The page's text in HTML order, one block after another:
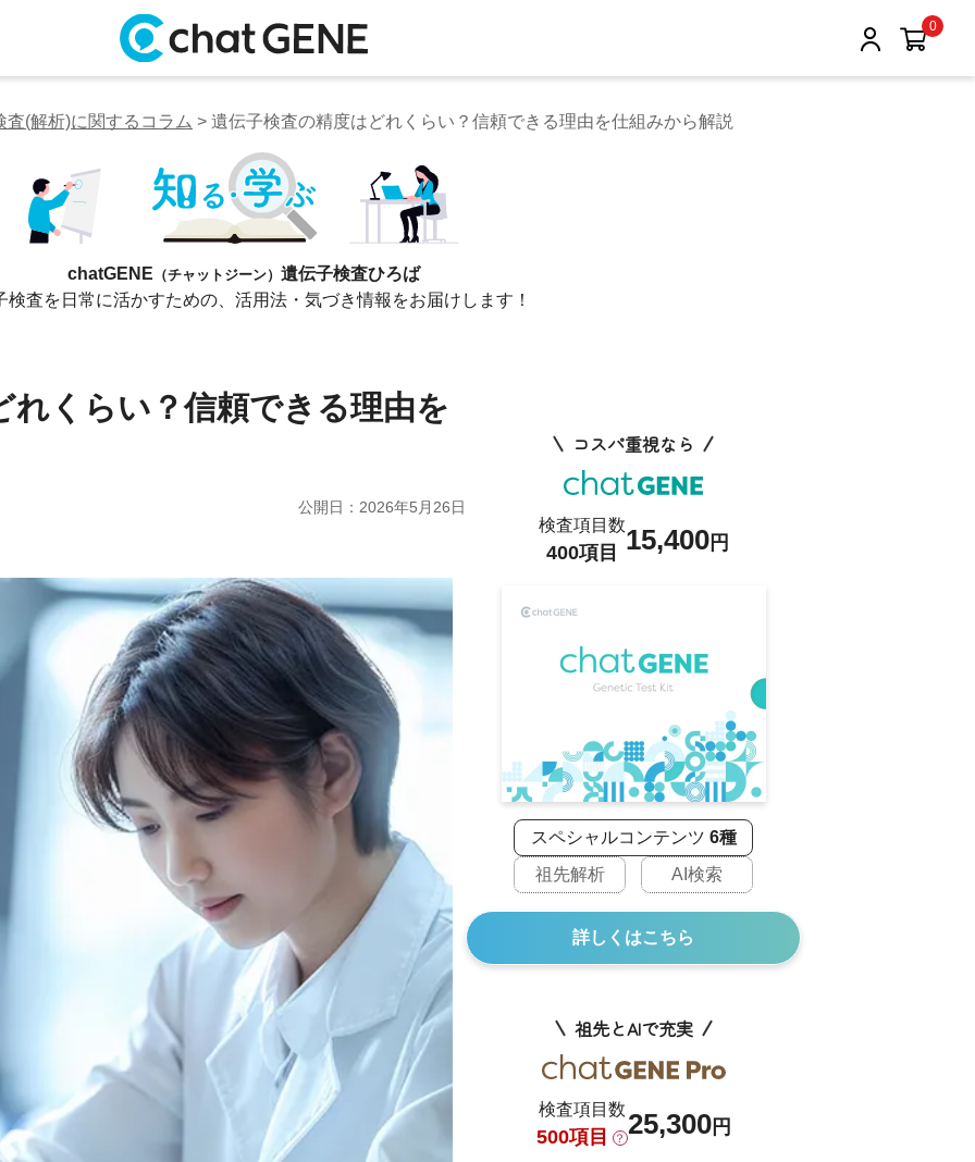
0
査(解析)に関するコラム > 遺伝子検査の精度はどれくらい？信頼できる理由を仕組みから解説
chatGENE （チャットジーン） 遺伝子検査ひろば
検査を日常に活かすための、 活用法・気づき情報をお届けします！
れくらい？信頼できる理由を
公開日：2026年5月26日
コスパ重視なら
検査項目数
400項目 15,400円
スペシャルコンテンツ 6種
祖先解析
AI検索
詳しくはこちら
祖先とAIで充実
検査項目数
500項目 ？ 25,300円